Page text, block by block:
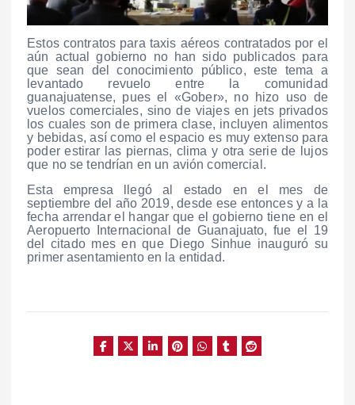
Estos contratos para taxis aéreos contratados por el
aún actual gobierno no han sido publicados para
que sean del conocimiento público, este tema a
levantado revuelo entre la comunidad
guanajuatense, pues el «Gober», no hizo uso de
vuelos comerciales, sino de viajes en jets privados
los cuales son de primera clase, incluyen alimentos
y bebidas, así como el espacio es muy extenso para
poder estirar las piernas, clima y otra serie de lujos
que no se tendrían en un avión comercial.
Esta empresa llegó al estado en el mes de
septiembre del año 2019, desde ese entonces y a la
fecha arrendar el hangar que el gobierno tiene en el
Aeropuerto Internacional de Guanajuato, fue el 19
del citado mes en que Diego Sinhue inauguró su
primer asentamiento en la entidad.